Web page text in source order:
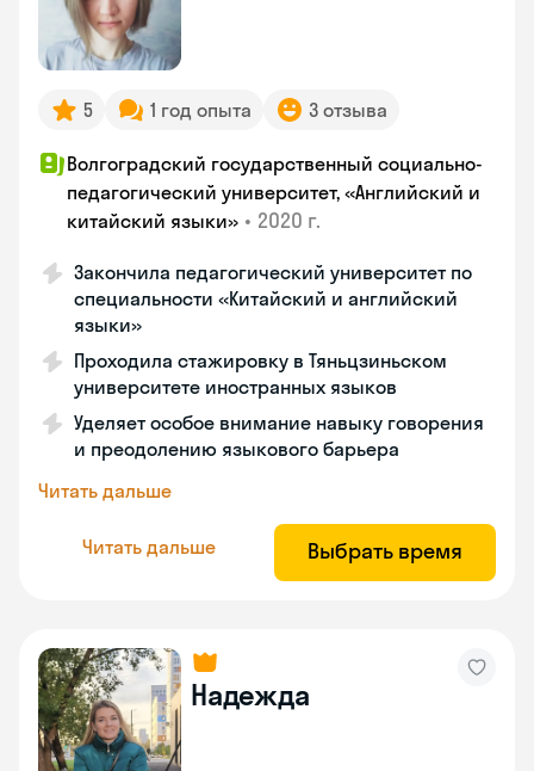
5 1 год опыта 3 отзыва
Волгоградский государственный социально-
педагогический университет, «Английский и
китайский языки» • 2020 г.
Закончила педагогический университет по
специальности «Китайский и английский
языки»
Проходила стажировку в Тяньцзиньском
университете иностранных языков
Уделяет особое внимание навыку говорения
и преодолению языкового барьера
Читать дальше
Читать дальше Выбрать время
Надежда